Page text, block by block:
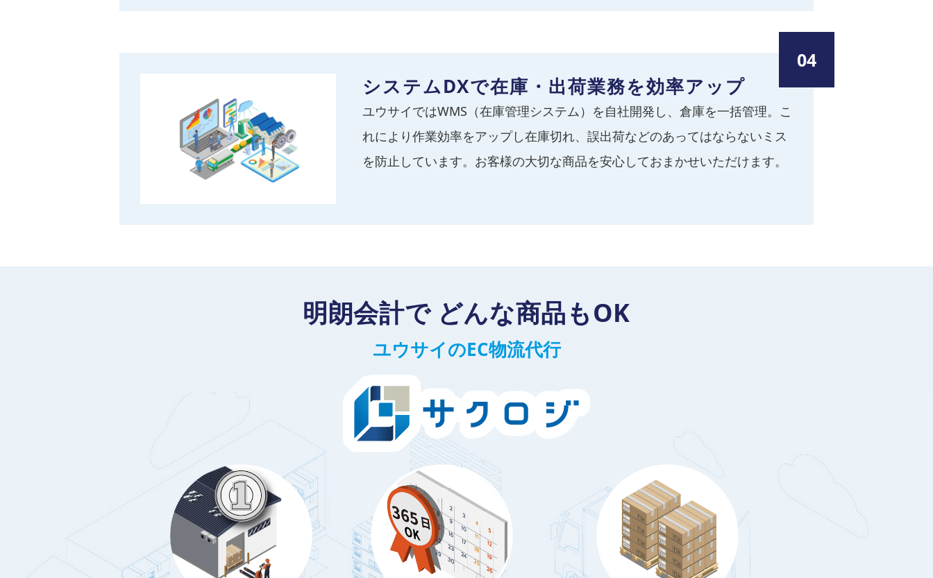
04
システムDXで在庫・出荷業務を効率アップ
ユウサイではWMS（在庫管理システム）を自社開発し、倉庫を一括管理。こ
れにより作業効率をアップし在庫切れ、誤出荷などのあってはならないミス
を防止しています。お客様の大切な商品を安心しておまかせいただけます。
明朗会計でどんな商品もOK
ユウサイのEC物流代行